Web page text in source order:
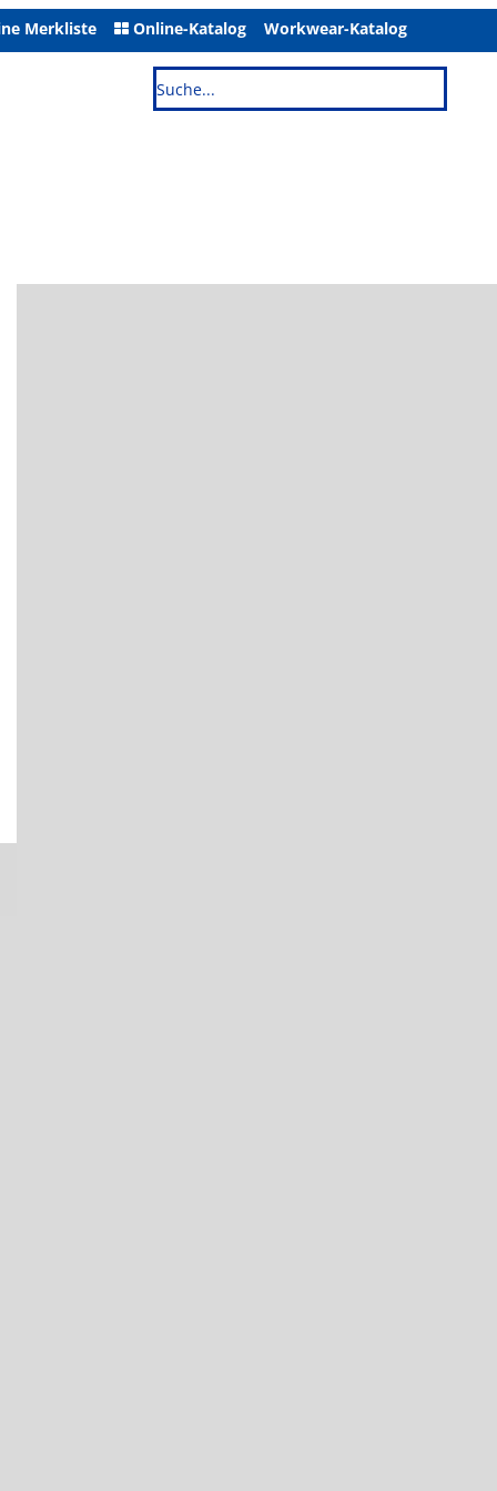
Merkliste Online-Katalog Workwear-Katalog